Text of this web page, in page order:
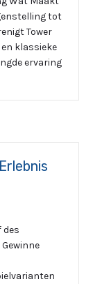
tot
Tower
klassieke
ervaring
des